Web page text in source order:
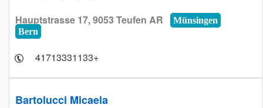
Hauptstrasse 17, 9053 Teufen AR
Münsingen
Bern
+41713331133
Bartolucci Micaela